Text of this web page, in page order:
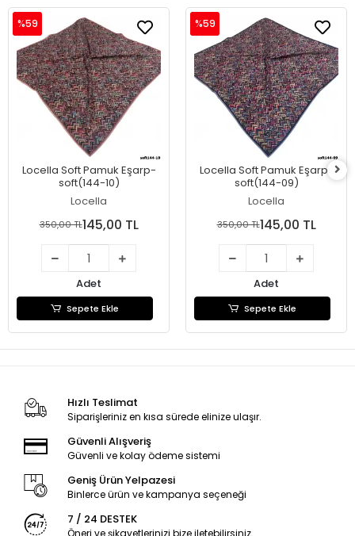
Locella Soft Pamuk Eşarp-
soft(144-10)
Locella
%59
350,00 TL145,00 TL
Adet
Sepete Ekle
Locella Soft Pamuk Eşarp-
soft(144-09)
Locella
%59
350,00 TL145,00 TL
Adet
Sepete Ekle
Hızlı Teslimat
Siparişleriniz en kısa sürede elinize ulaşır.
Güvenli Alışveriş
Güvenli ve kolay ödeme sistemi
Geniş Ürün Yelpazesi
Binlerce ürün ve kampanya seçeneği
7 / 24 DESTEK